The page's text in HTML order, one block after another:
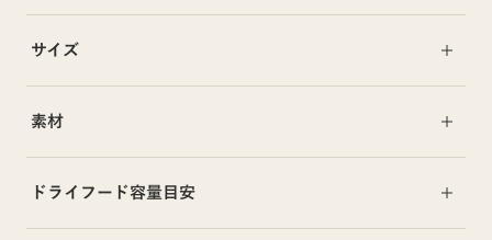
サイズ
素材
ドライフード容量目安